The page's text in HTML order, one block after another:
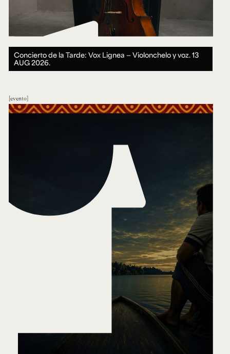
Concierto de la Tarde: Vox Lignea — Violonchelo y voz.13
AUG 2026.
evento